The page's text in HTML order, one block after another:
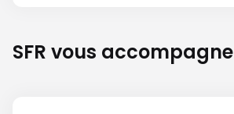
SFR vous accompagne